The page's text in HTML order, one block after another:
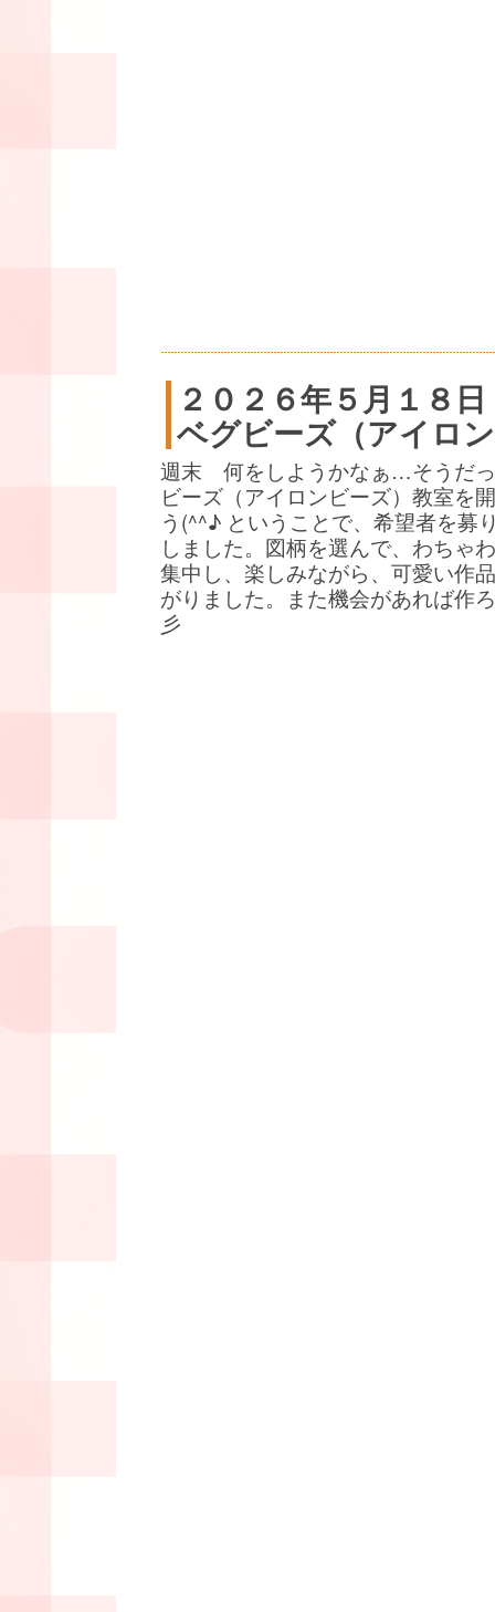
２０２６年５月１８日
ベグビーズ（アイロ
週末 何をしようかなぁ…そうだ
ビーズ（アイロンビーズ）教室を
う(^^♪ ということで、希望者を募
しました。図柄を選んで、わちゃ
集中し、楽しみながら、可愛い作
がりました。また機会があれば作
彡